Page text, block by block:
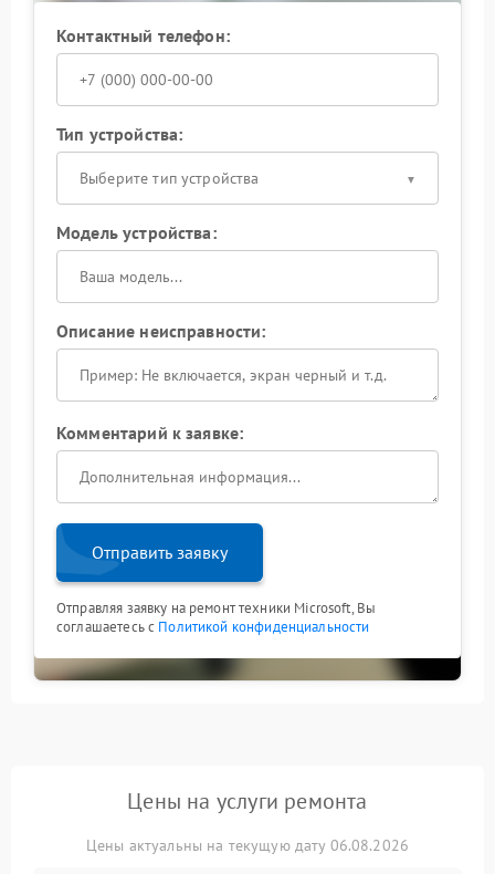
Контактный телефон:
Тип устройства:
Выберите тип устройства
Модель устройства:
Описание неисправности:
Комментарий к заявке:
Отправить заявку
Отправляя заявку на ремонт техники Microsoft, Вы
соглашаетесь с Политикой конфиденциальности
Цены на услуги ремонта
Цены актуальны на текущую дату 06.08.2026